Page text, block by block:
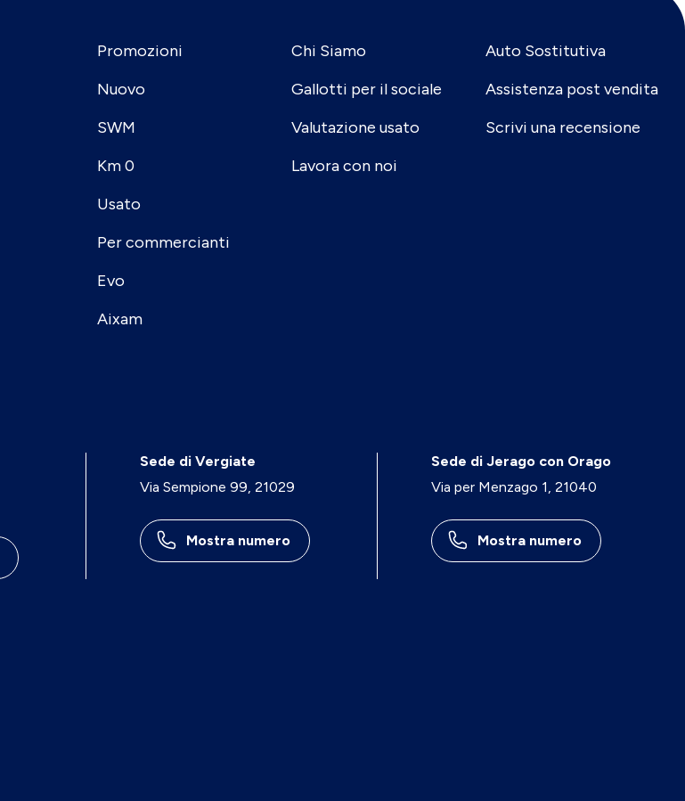
Promozioni
Nuovo
SWM
Km 0
Usato
Per commercianti
Evo
Aixam
Chi Siamo
Gallotti per il sociale
Valutazione usato
Lavora con noi
Auto Sostitutiva
Assistenza post vendita
Scrivi una recensione
Sede di Vergiate
Via Sempione 99, 21029
Mostra numero
Sede di Jerago con Orago
Via per Menzago 1, 21040
Mostra numero